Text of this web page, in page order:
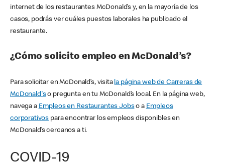
internet de los restaurantes McDonald’s y, en la mayoría de los
casos, podrás ver cuáles puestos laborales ha publicado el
restaurante.
¿Cómo solicito empleo en McDonald’s?
Para solicitar en McDonald’s, visita la página web de Carreras de
McDonald'so pregunta en tu McDonald’s local. En la página web,
navega a Empleos en Restaurantes Jobso a Empleos
corporativos para encontrar los empleos disponibles en
McDonald’s cercanos a ti.
COVID-19